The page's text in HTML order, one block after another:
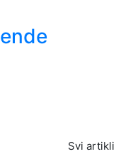
Svi artikli